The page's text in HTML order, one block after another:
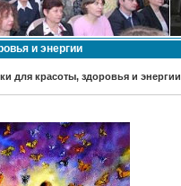
и энергии
для красоты, здоровья и энергии